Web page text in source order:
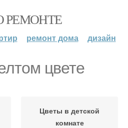
РЕМОНТЕ
ремонт дома дизайн
цвете
Цветы в детской
комнате